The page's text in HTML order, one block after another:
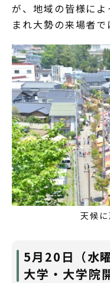
が、地域の皆様に
まれ大勢の来場者で
天候
5月20日（水
大学・大学院